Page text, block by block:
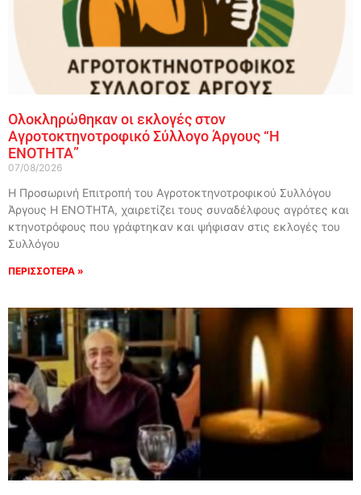
Ολοκληρώθηκαν οι εκλογές στον
Αγροτοκτηνοτροφικό Σύλλογο Άργους “Η
ΕΝΟΤΗΤΑ”
07/08/2026
Η Προσωρινή Επιτροπή του Αγροτοκτηνοτροφικού Συλλόγου
Άργους Η ΕΝΟΤΗΤΑ, χαιρετίζει τους συναδέλφους αγρότες και
κτηνοτρόφους που γράφτηκαν και ψήφισαν στις εκλογές του
Συλλόγου
ΠΕΡΙΣΣΟΤΕΡΑ »